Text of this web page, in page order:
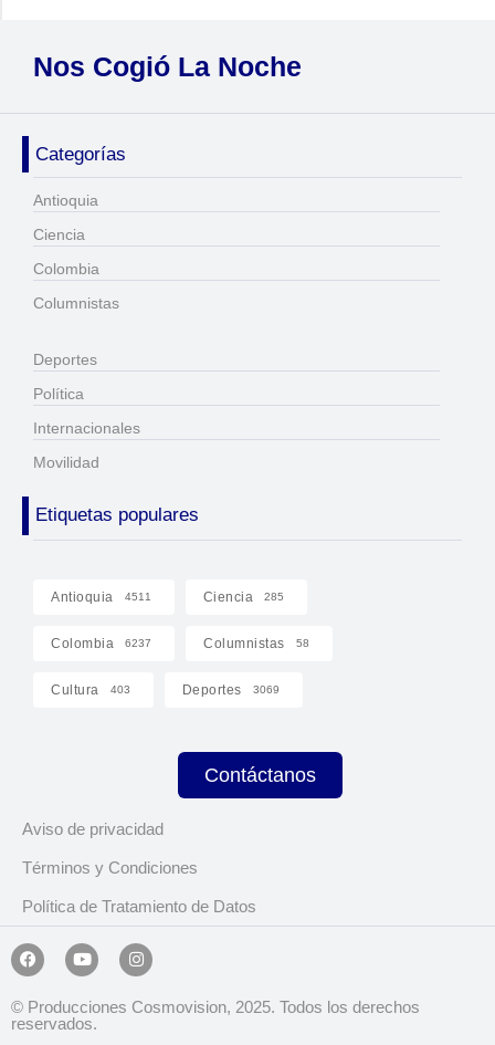
Nos Cogió La Noche
Categorías
Antioquia
Ciencia
Colombia
Columnistas
Deportes
Política
Internacionales
Movilidad
Etiquetas populares
Antioquia 4511 Ciencia 285
Colombia 6237 Columnistas 58
Cultura 403 Deportes 3069
Contáctanos
Aviso de privacidad
Términos y Condiciones
Política de Tratamiento de Datos
© Producciones Cosmovision, 2025. Todos los derechos
reservados.